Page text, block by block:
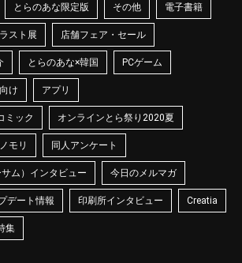
とらのあな限定版 その他 電子書籍
スト展 店舗フェア・セール
とらのあな×韓国 PCゲーム
け アプリ
ミック オンラインとら祭り2020夏
モリ 同人アンケート
ム）インタビュー 今日のメルマガ
デート情報 印刷所インタビュー Creatia
集